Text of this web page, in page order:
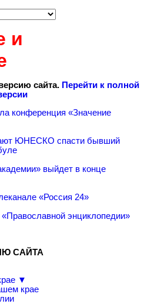
и
сайта. Перейти к полной
конференция «Значение
ЮНЕСКО спасти бывший
выйдет в конце
«Россия 24»
энциклопедии»
САЙТА
▼
крае